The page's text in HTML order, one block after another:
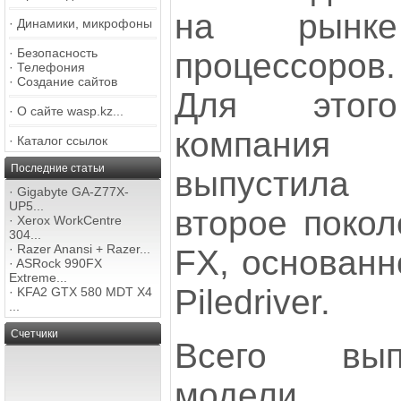
· Динамики, микрофоны
· Безопасность
· Телефония
· Создание сайтов
· О сайте wasp.kz...
· Каталог ссылок
Последние статьи
· Gigabyte GA-Z77X-
UP5...
· Xerox WorkCentre
304...
· Razer Anansi + Razer...
· ASRock 990FX
Extreme...
· KFA2 GTX 580 MDT X4
Счетчики
на рынке
процессоров.
Для этого
компания
выпустила
второе
FX,
Piledriver.
Всего